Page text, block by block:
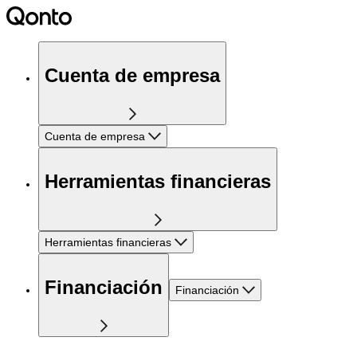
Cuenta de empresa
Cuenta de empresa
Herramientas financieras
Herramientas financieras
Financiación Financiación